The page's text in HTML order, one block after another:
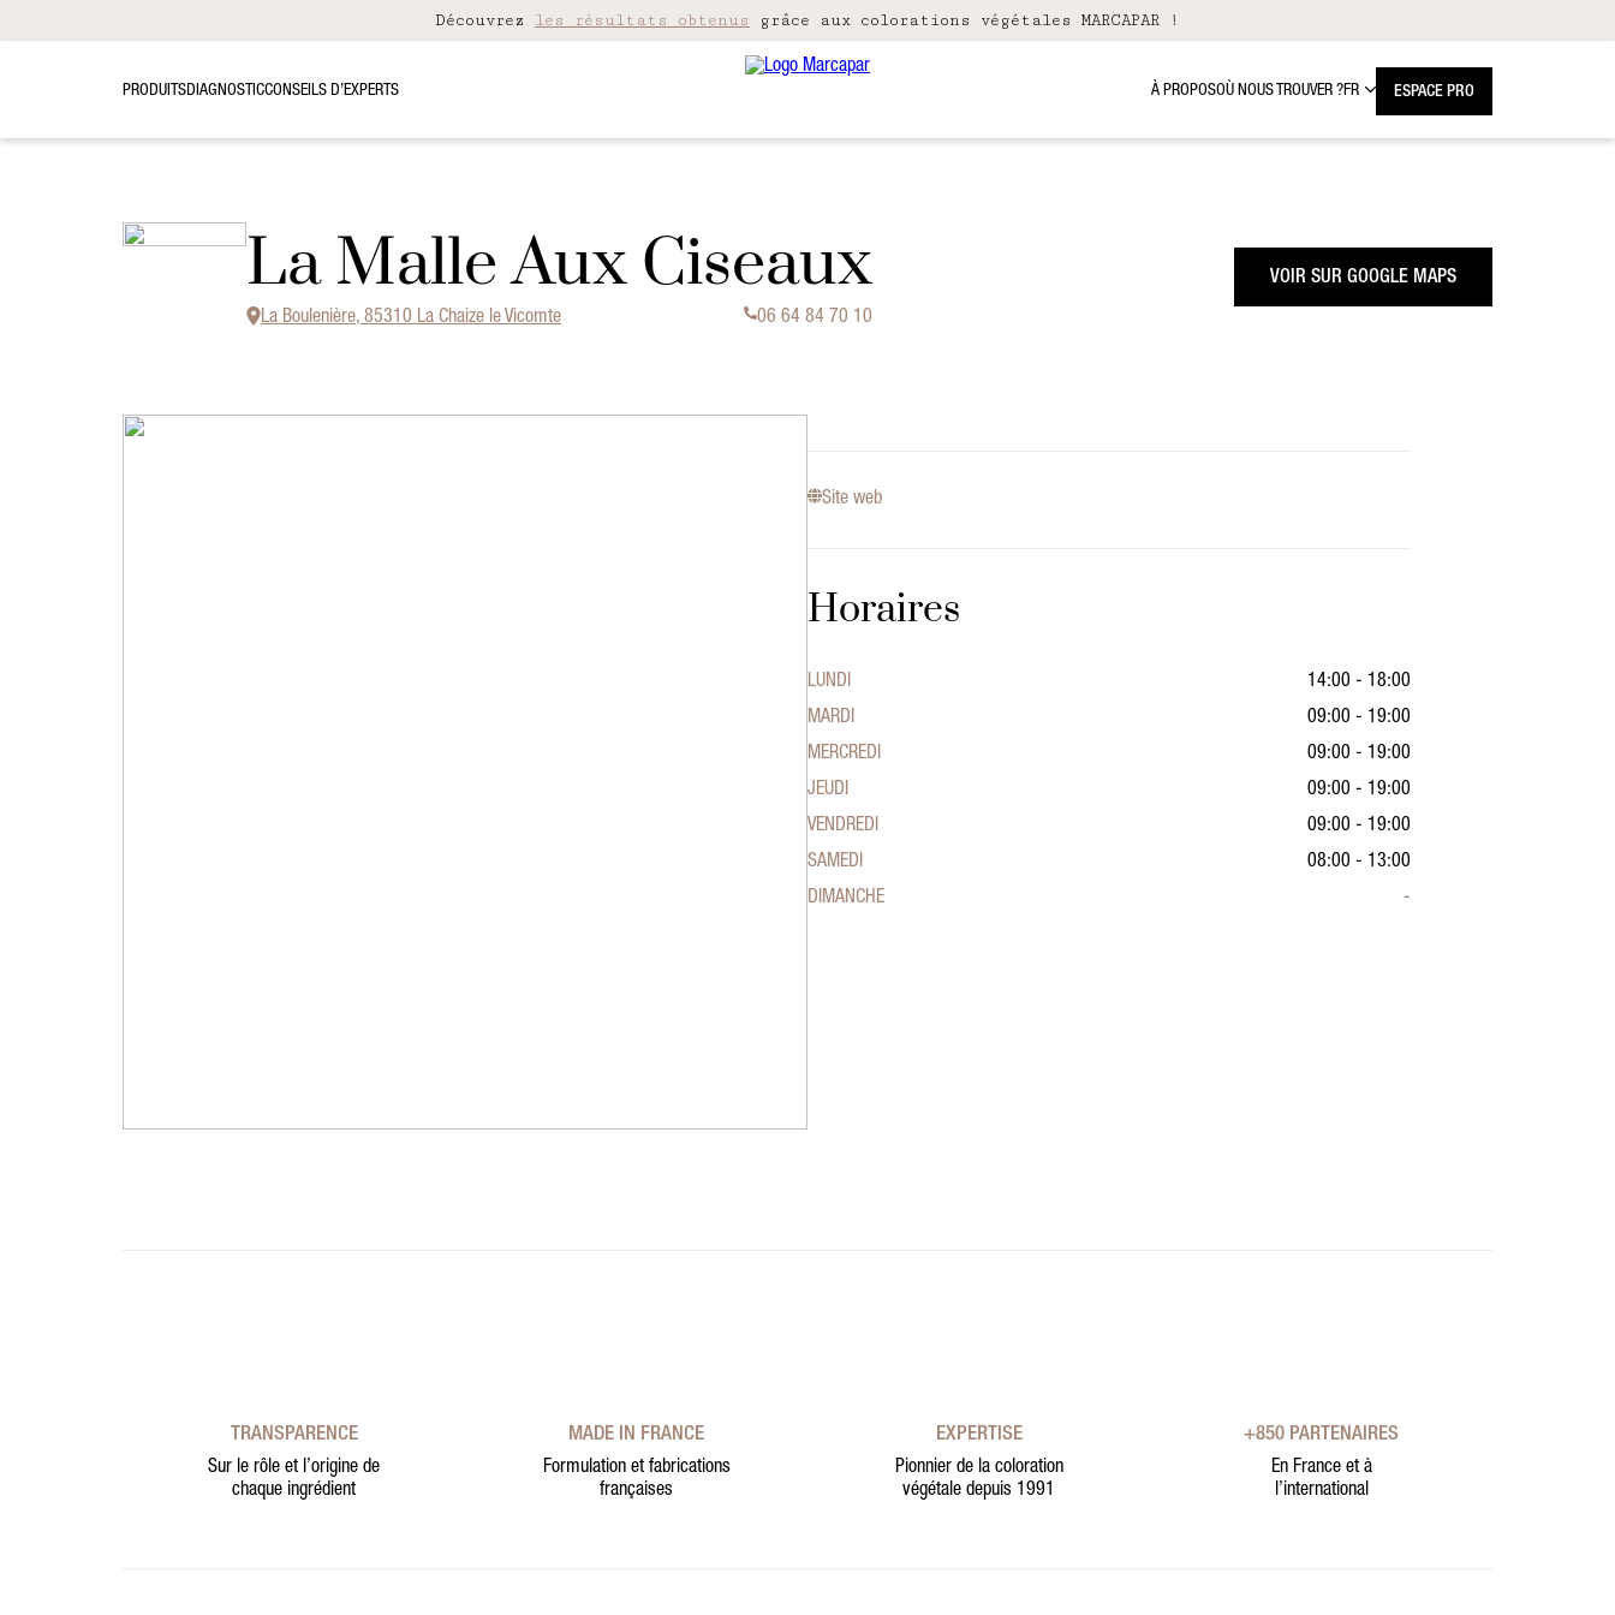
Découvrez les résultats obtenus grâce aux colorations végétales MARCAPAR !
PRODUITSDIAGNOSTICCONSEILS D’EXPERTS À PROPOSOÙ NOUS TROUVER ?FR ESPACE PRO
La Malle Aux Ciseaux
La Boulenière, 85310 La Chaize le Vicomte 06 64 84 70 10
VOIR SUR GOOGLE MAPS
Site web
Horaires
LUNDI
14:00 - 18:00
MARDI
09:00 - 19:00
MERCREDI
09:00 - 19:00
JEUDI
09:00 - 19:00
VENDREDI
09:00 - 19:00
SAMEDI
08:00 - 13:00
DIMANCHE
-
TRANSPARENCE
Sur le rôle et l’origine de
chaque ingrédient
MADE IN FRANCE
Formulation et fabrications
françaises
EXPERTISE
Pionnier de la coloration
végétale depuis 1991
+850 PARTENAIRES
En France et à
l’international